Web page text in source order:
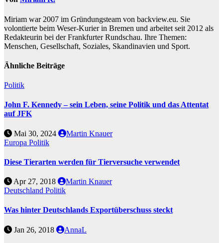
Miriam war 2007 im Gründungsteam von backview.eu. Sie
volontierte beim Weser-Kurier in Bremen und arbeitet seit 2012 als
Redakteurin bei der Frankfurter Rundschau. Ihre Themen:
Menschen, Gesellschaft, Soziales, Skandinavien und Sport.
Ähnliche Beiträge
Politik
John F. Kennedy – sein Leben, seine Politik und das Attentat
auf JFK
Mai 30, 2024
Martin Knauer
Europa Politik
Diese Tierarten werden für Tierversuche verwendet
Apr 27, 2018
Martin Knauer
Deutschland Politik
Was hinter Deutschlands Exportüberschuss steckt
Jan 26, 2018 AnnaL